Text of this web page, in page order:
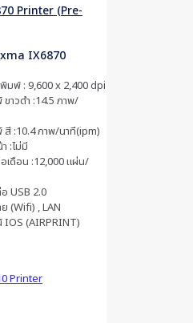
Printer (Pre-
IX6870
มพ์ : 9,600 x 2,400 dpi
ขาวดำ :14.5 ภาพ/
สี :10.4 ภาพ/นาที(ipm)
:ไม่มี
ดือน :12,000 แผ่น/
USB 2.0
(Wifi) , LAN
(AIRPRINT)